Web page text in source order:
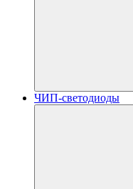
ЧИП-светодиоды